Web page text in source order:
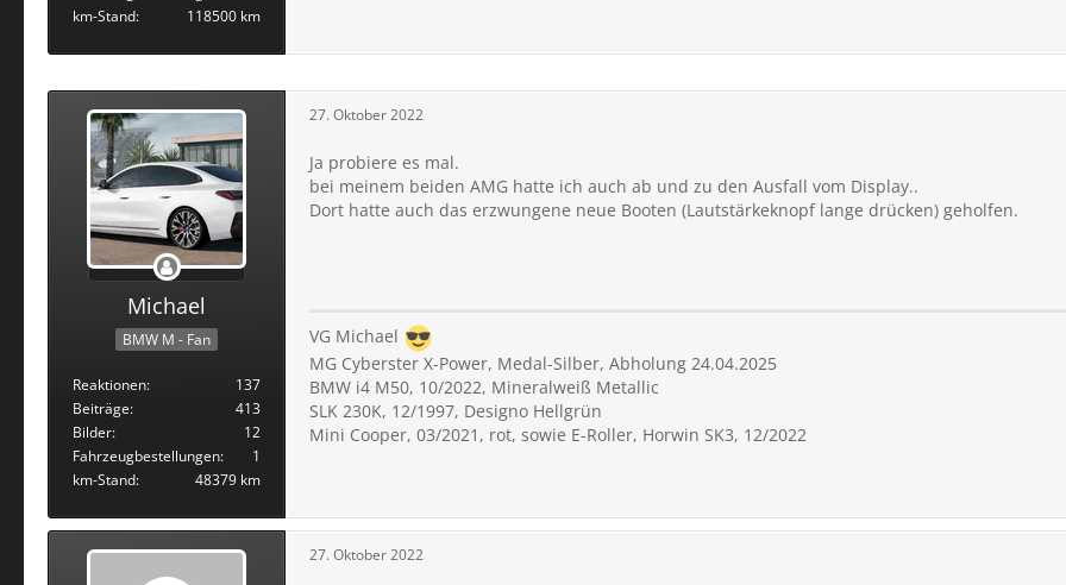
km-Stand
118500 km
Michael
BMW M - Fan
Reaktionen
137
Beiträge
413
Bilder
12
Fahrzeugbestellungen
1
km-Stand
48379 km
27. Oktober 2022
Ja probiere es mal.
bei meinem beiden AMG hatte ich auch ab und zu den Ausfall vom Display..
Dort hatte auch das erzwungene neue Booten (Lautstärkeknopf lange drücken) geholfen.
VG Michael
MG Cyberster X-Power, Medal-Silber, Abholung 24.04.2025
BMW i4 M50, 10/2022, Mineralweiß Metallic
SLK 230K, 12/1997, Designo Hellgrün
Mini Cooper, 03/2021, rot, sowie E-Roller, Horwin SK3, 12/2022
27. Oktober 2022